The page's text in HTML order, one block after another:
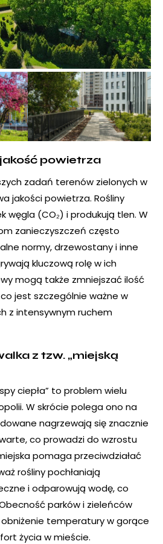
powietrza
zadań terenów zielonych w
jakości powietrza. Rośliny
węgla (CO₂) i produkują tlen. W
zanieczyszczeń często
normy, drzewostany i inne
kluczową rolę w ich
mogą także zmniejszać ilość
jest szczególnie ważne w
z intensywnym ruchem
z tzw. „miejską
ciepła” to problem wielu
W skrócie polega ono na
nagrzewają się znacznie
co prowadzi do wzrostu
pomaga przeciwdziałać
rośliny pochłaniają
i odparowują wodę, co
parków i zieleńców
temperatury w gorące
życia w mieście.